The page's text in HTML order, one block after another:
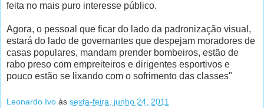
feita no mais puro interesse público.
Agora, o pessoal que ficar do lado da padronização visual,
estará do lado de governantes que despejam moradores de
casas populares, mandam prender bombeiros, estão de
rabo preso com empreiteiros e dirigentes esportivos e
pouco estão se lixando com o sofrimento das classes"
Leonardo Ivo às sexta-feira, junho 24, 2011